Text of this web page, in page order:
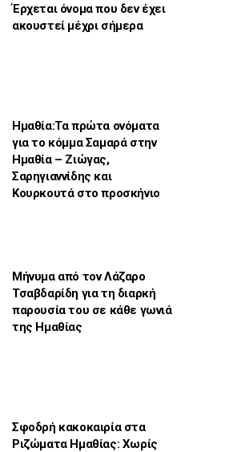
Έρχεται όνομα που δεν έχει
ακουστεί μέχρι σήμερα
Ημαθία:Τα πρώτα ονόματα
για το κόμμα Σαμαρά στην
Ημαθία – Ζιώγας,
Σαρηγιαννίδης και
Κουρκουτά στο προσκήνιο
Μήνυμα από τον Λάζαρο
Τσαβδαρίδη για τη διαρκή
παρουσία του σε κάθε γωνιά
της Ημαθίας
Σφοδρή κακοκαιρία στα
Ριζώματα Ημαθίας: Χωρίς